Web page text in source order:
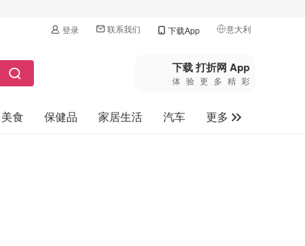
登录 联系我们 下载App 意大利
🇺🇸美国
🇨🇳中国
🇨🇦加拿大
下载 打折网 App
体验更多精彩
美食 保健品 家居生活 汽车
更多